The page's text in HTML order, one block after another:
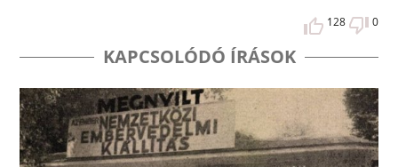
128 0
KAPCSOLÓDÓ ÍRÁSOK